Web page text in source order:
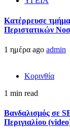
Kατέρρευσε
Περιστατικών
1 ημέρα ago admin
Κορινθία
1 min read
Βανδαλισμός σε
Περιγιαλίου